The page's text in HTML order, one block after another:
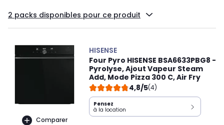
2 packs disponibles pour ce produit
Comparer
HISENSE
Four Pyro HISENSE BSA6633PBG8 -
Pyrolyse, Ajout Vapeur Steam
Add, Mode Pizza 300 C, Air Fry
4,8/5(4)
Pensez
à la location